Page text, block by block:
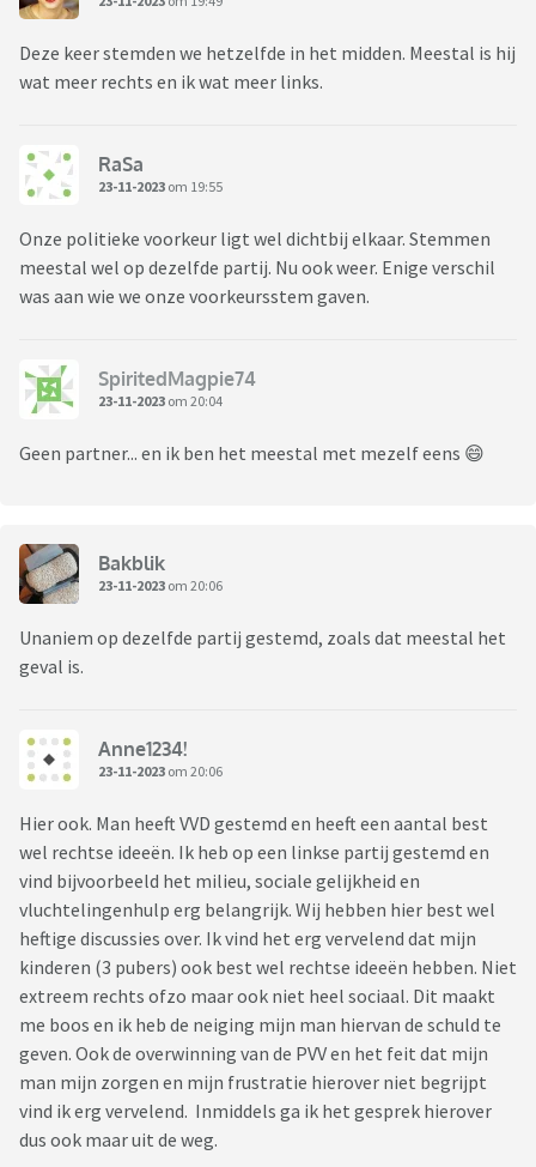
Deze keer stemden we hetzelfde in het midden. Meestal is hij
wat meer rechts en ik wat meer links.
RaSa
23-11-2023 om 19:55
Onze politieke voorkeur ligt wel dichtbij elkaar. Stemmen
meestal wel op dezelfde partij. Nu ook weer. Enige verschil
was aan wie we onze voorkeursstem gaven.
SpiritedMagpie74
23-11-2023 om 20:04
Geen partner... en ik ben het meestal met mezelf eens 😄
Bakblik
23-11-2023 om 20:06
Unaniem op dezelfde partij gestemd, zoals dat meestal het
geval is.
Anne1234!
23-11-2023 om 20:06
Hier ook. Man heeft VVD gestemd en heeft een aantal best
wel rechtse ideeën. Ik heb op een linkse partij gestemd en
vind bijvoorbeeld het milieu, sociale gelijkheid en
vluchtelingenhulp erg belangrijk. Wij hebben hier best wel
heftige discussies over. Ik vind het erg vervelend dat mijn
kinderen (3 pubers) ook best wel rechtse ideeën hebben. Niet
extreem rechts ofzo maar ook niet heel sociaal. Dit maakt
me boos en ik heb de neiging mijn man hiervan de schuld te
geven. Ook de overwinning van de PVV en het feit dat mijn
man mijn zorgen en mijn frustratie hierover niet begrijpt
vind ik erg vervelend. Inmiddels ga ik het gesprek hierover
dus ook maar uit de weg.